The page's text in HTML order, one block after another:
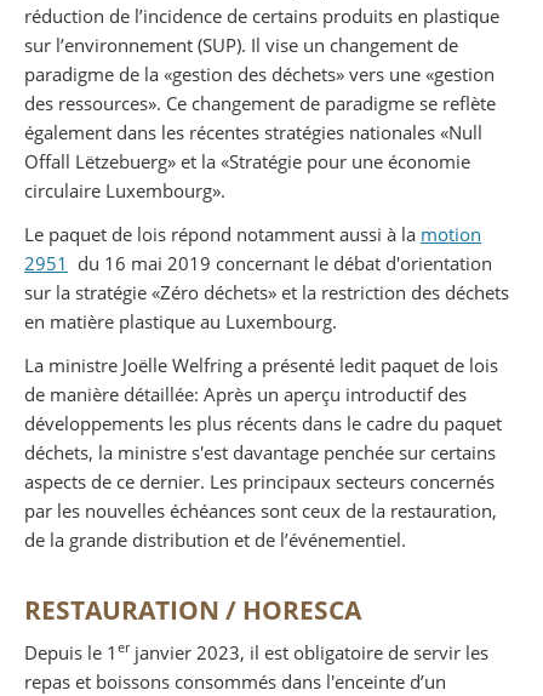
réduction de l’incidence de certains produits en plastique
sur l’environnement (SUP). Il vise un changement de
paradigme de la «gestion des déchets» vers une «gestion
des ressources». Ce changement de paradigme se reflète
également dans les récentes stratégies nationales «Null
Offall Lëtzebuerg» et la «Stratégie pour une économie
circulaire Luxembourg».
Le paquet de lois répond notamment aussi à la motion
2951 du 16 mai 2019 concernant le débat d'orientation
sur la stratégie «Zéro déchets» et la restriction des déchets
en matière plastique au Luxembourg.
La ministre Joëlle Welfring a présenté ledit paquet de lois
de manière détaillée: Après un aperçu introductif des
développements les plus récents dans le cadre du paquet
déchets, la ministre s'est davantage penchée sur certains
aspects de ce dernier. Les principaux secteurs concernés
par les nouvelles échéances sont ceux de la restauration,
de la grande distribution et de l’événementiel.
RESTAURATION / HORESCA
Depuis le 1 erjanvier 2023, il est obligatoire de servir les
repas et boissons consommés dans l'enceinte d’un